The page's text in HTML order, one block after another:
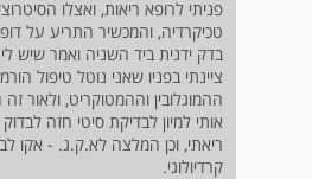
טכיקרדיה, והמכשיר התריע על
בדק ידנית ביד השניה ואמר שיש
ציינתי בפניו שאני נוטל טיפול
ההמוגלובין וההמטוקריט, ולאור
אותי למיון לבדיקת סיטי חזה
ריאתי, וכן המלצה לא.ק.ג. - אקו לב
קרדיולוגי.